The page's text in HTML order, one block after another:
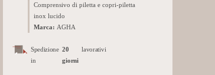
Comprensivo di piletta e copri-piletta
inox lucido
Marca: AGHA
Spedizione
in
20
giorni
lavorativi